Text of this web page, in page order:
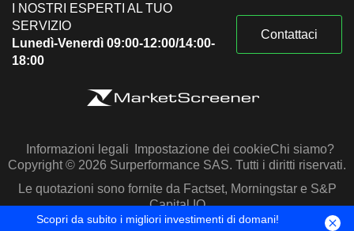
I NOSTRI ESPERTI AL TUO
SERVIZIO
Lunedì-Venerdì 09:00-12:00/14:00-
18:00
Contattaci
Informazioni legali Impostazione dei cookieChi siamo?
Copyright © 2026 Surperformance SAS. Tutti i diritti riservati.
Le quotazioni sono fornite da Factset, Morningstar e S&P
Capital IQ
Scopri da subito i migliori investimenti di domani!